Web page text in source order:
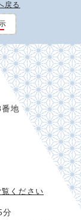
戻る
番地
ください
分